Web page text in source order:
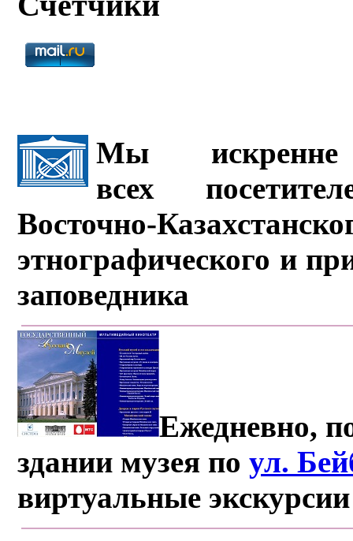
Мы искренне
всех
Восточно-
этнографического и
заповедника
Ежедневно,
здании музея поул.
виртуальные